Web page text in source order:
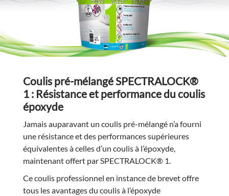
Coulis pré-mélangé SPECTRALOCK®
1 : Résistance et performance du coulis
époxyde
Jamais auparavant un coulis pré-mélangé n’a fourni
une résistance et des performances supérieures
équivalentes à celles d’un coulis à l’époxyde,
maintenant offert par SPECTRALOCK® 1.
Ce coulis professionnel en instance de brevet offre
tous les avantages du coulis à l’époxyde